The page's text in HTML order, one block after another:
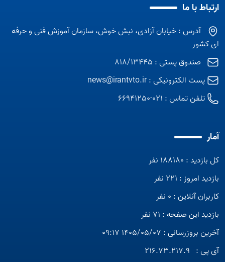
ارتباط با ما
آدرس : خیابان آزادی، نبش خوش، سازمان آموزش فنی و حرفه
ای کشور
صندوق پستی : 818/13445
پست الکترونیکی :news@irantvto.ir
تلفن تماس : 021-66941250
آمار
کل بازدید : 188180 نفر
بازدید امروز : 221 نفر
کاربران آنلاین : 0 نفر
بازدید این صفحه : 71 نفر
آخرین بروزرسانی : 1405/05/07 09:17
آی پی : 216.73.217.9